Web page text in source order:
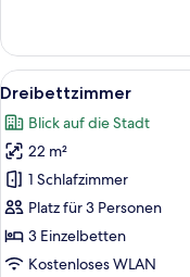
Zweibettzimmer
Alle
Fotos
für
Dreibettzimmer
anzeigen
7
Dreibettzimmer
Blick auf die Stadt
22 m²
1 Schlafzimmer
Platz für 3 Personen
3 Einzelbetten
Kostenloses WLAN